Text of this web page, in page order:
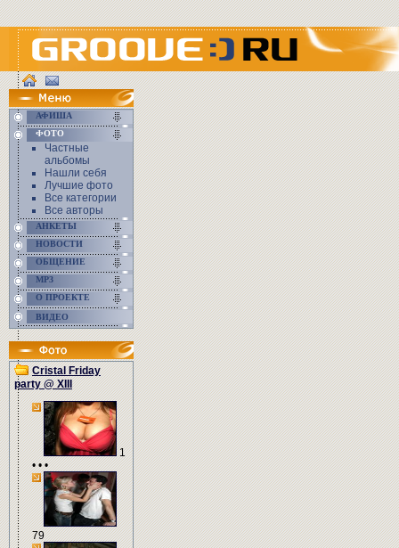
АФИША
ФОТО
Частные
альбомы
Нашли себя
Лучшие фото
Все категории
Все авторы
АНКЕТЫ
НОВОСТИ
ОБЩЕНИЕ
MP3
О ПРОЕКТЕ
ВИДЕО
Cristal Friday
party @ XIII
1
• • •
79